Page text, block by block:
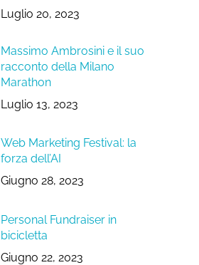
Luglio 20, 2023
Massimo Ambrosini e il suo
racconto della Milano
Marathon
Luglio 13, 2023
Web Marketing Festival: la
forza dell’AI
Giugno 28, 2023
Personal Fundraiser in
bicicletta
Giugno 22, 2023